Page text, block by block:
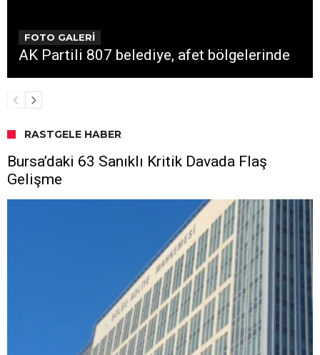
FOTO GALERİ
AK Partili 807 belediye, afet bölgelerinde
RASTGELE HABER
Bursa’daki 63 Sanıklı Kritik Davada Flaş
Gelişme